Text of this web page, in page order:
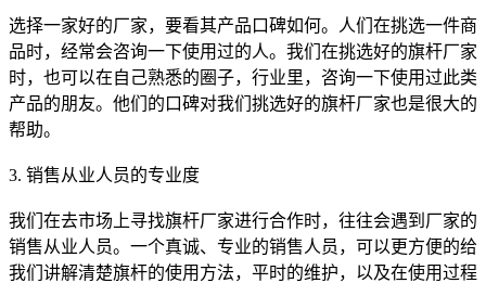
选择一家好的厂家，要看其产品口碑如何。人们在挑选一件商
品时，经常会咨询一下使用过的人。我们在挑选好的旗杆厂家
时，也可以在自己熟悉的圈子，行业里，咨询一下使用过此类
产品的朋友。他们的口碑对我们挑选好的旗杆厂家也是很大的
帮助。
3. 销售从业人员的专业度
我们在去市场上寻找旗杆厂家进行合作时，往往会遇到厂家的
销售从业人员。一个真诚、专业的销售人员，可以更方便的给
我们讲解清楚旗杆的使用方法，平时的维护，以及在使用过程